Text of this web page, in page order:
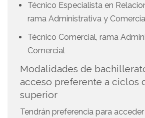
Técnico Especialista en
rama Administrativa y
Técnico Comercial, rama
Comercial
Modalidades de
acceso preferente a ciclos
superior
Tendrán preferencia para